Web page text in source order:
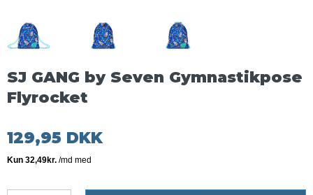
SJ GANG by Seven Gymnastikpose
Flyrocket
129,95 DKK